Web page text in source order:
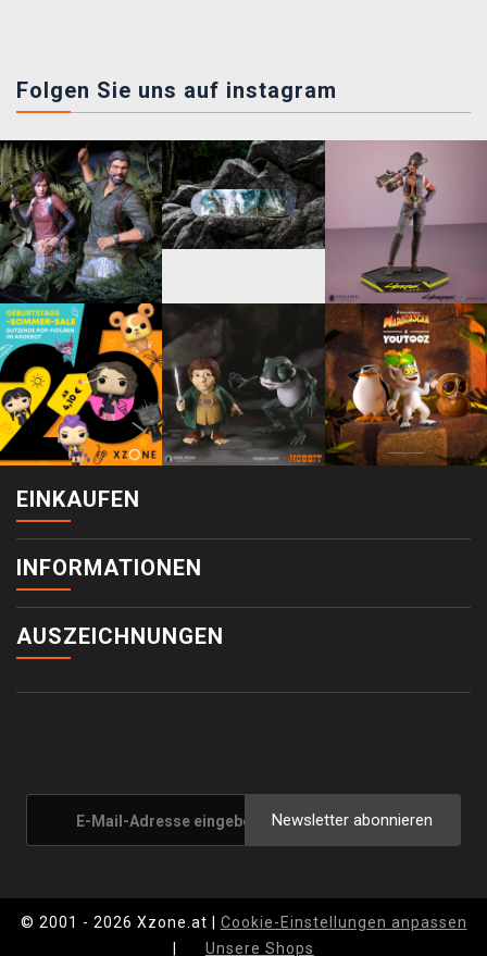
Folgen Sie uns auf instagram
EINKAUFEN
INFORMATIONEN
AUSZEICHNUNGEN
Newsletter abonnieren
© 2001 - 2026 Xzone.at | Cookie-Einstellungen anpassen
Unsere Shops